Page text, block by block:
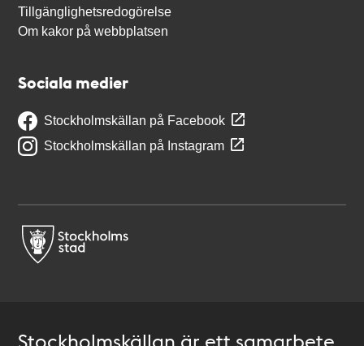
Tillgänglighetsredogörelse
Om kakor på webbplatsen
Sociala medier
Stockholmskällan på Facebook
Stockholmskällan på Instagram
Stockholmskällan är ett samarbete